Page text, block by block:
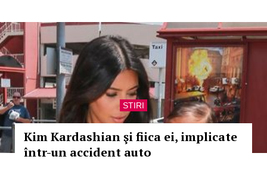
STIRI
Kim Kardashian şi fiica ei, implicate
într-un accident auto